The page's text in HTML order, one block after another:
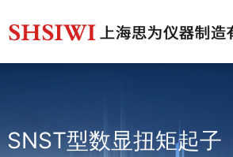
SNST型数显扭矩起子